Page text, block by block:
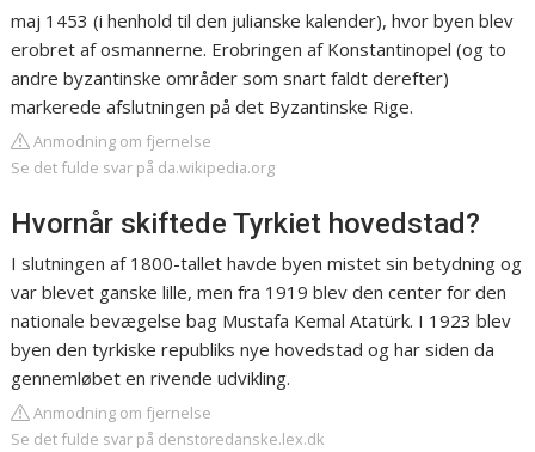
maj 1453 (i henhold til den julianske kalender), hvor byen blev
erobret af osmannerne. Erobringen af Konstantinopel (og to
andre byzantinske områder som snart faldt derefter)
markerede afslutningen på det Byzantinske Rige.
Anmodning om fjernelse
Se det fulde svar på da.wikipedia.org
Hvornår skiftede Tyrkiet hovedstad?
I slutningen af 1800-tallet havde byen mistet sin betydning og
var blevet ganske lille, men fra 1919 blev den center for den
nationale bevægelse bag Mustafa Kemal Atatürk. I 1923 blev
byen den tyrkiske republiks nye hovedstad og har siden da
gennemløbet en rivende udvikling.
Anmodning om fjernelse
Se det fulde svar på denstoredanske.lex.dk